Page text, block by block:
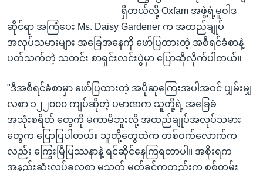
ရှိတယ်လို့ Oxfam အဖွဲ့ရဲ့မူဝါဒ
ဆိုင်ရာ အကြံပေး Ms. Daisy Gardener က အထည်ချုပ်
အလုပ်သမားများ အခြေအနေကို ဖော်ပြထားတဲ့ အစီရင်ခံစာနဲ့
ပတ်သက်တဲ့ သတင်း စာရှင်းလင်းပွဲမှာ ပြောဆိုလိုက်ပါတယ်။
"ဒီအစီရင်ခံစာမှာ ဖော်ပြထားတဲ့ အပိုဆုကြေးအပါအဝင် ပျှမ်းမျှ
လစာ ၁၂၂၀၀၀ ကျပ်ဆိုတဲ့ ပမာဏက သူတို့ရဲ့ အခြေခံ
အသုံးစရိတ် တွေကို မကာမိဘူးလို့ အထည်ချုပ်အလုပ်သမား
တွေက ပြောပြပါတယ်။ သူတို့တွေထဲက တစ်ဝက်လောက်က
လည်း ကြွေးမြီပြဿနာနဲ့ ရင်ဆိုင်နေကြရတာပါ။ အစိုးရက
အနည်းဆုံးလုပ်ခလစာ မသတ် မှတ်ခင်ကတည်းက စစ်တမ်း